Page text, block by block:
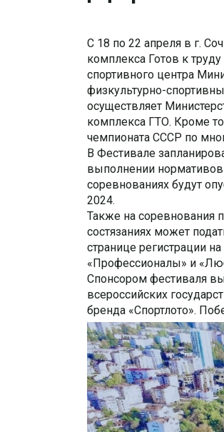
С 18 по 22 апреля в г.
комплекса Готов к
спортивного центра
физкультурно-
осуществляет
комплекса ГТО. Кроме
чемпионата СССР по
В Фестивале
выполнении
соревнованиях будут
2024.
Также на соревнования
состязаниях может
странице регистрации
«Профессионалы» и
Спонсором фестиваля
всероссийских
бренда «Спортлото».